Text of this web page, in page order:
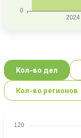
Кол-во дел
Кол-во регионов